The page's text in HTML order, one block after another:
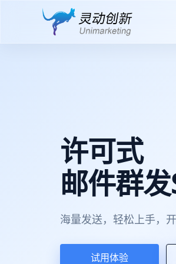
许可式
邮件群
海量发送，轻松上手，
试用体验